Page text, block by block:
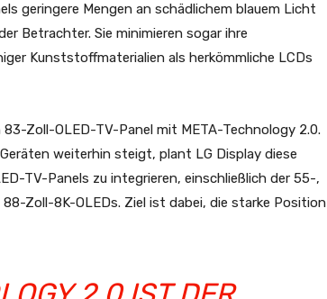
geringere Mengen an schädlichem blauem Licht
Betrachter. Sie minimieren sogar ihre
Kunststoffmaterialien als herkömmliche LCDs
Zoll-OLED-TV-Panel mit META-Technology 2.0.
weiterhin steigt, plant LG Display diese
TV-Panels zu integrieren, einschließlich der 55-,
Zoll-8K-OLEDs. Ziel ist dabei, die starke Position